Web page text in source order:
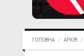
ГОЛОВНА АРХІВ